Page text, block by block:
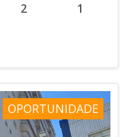
2
1
OPORTUNIDADE